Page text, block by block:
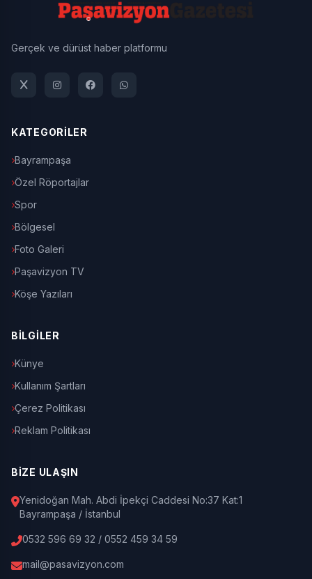
Gerçek ve dürüst haber platformu
KATEGORİLER
Bayrampaşa
Özel Röportajlar
Spor
Bölgesel
Foto Galeri
Paşavizyon TV
Köşe Yazıları
BİLGİLER
Künye
Kullanım Şartları
Çerez Politikası
Reklam Politikası
BİZE ULAŞIN
Yenidoğan Mah. Abdi İpekçi Caddesi No:37 Kat:1
Bayrampaşa / İstanbul
0532 596 69 32 / 0552 459 34 59
mail@pasavizyon.com